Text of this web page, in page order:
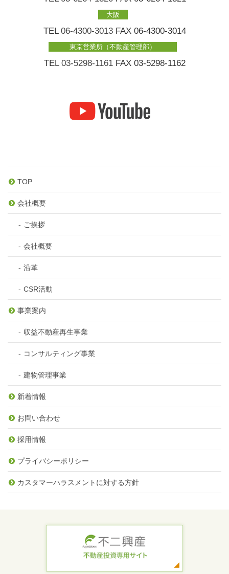
大阪
TEL 06-4300-3013FAX 06-4300-3014
東京営業所（不動産管理部）
TEL 03-5298-1161FAX 03-5298-1162
TOP
会社概要
ご挨拶
会社概要
沿革
CSR活動
事業案内
収益不動産再生事業
コンサルティング事業
建物管理事業
新着情報
お問い合わせ
採用情報
プライバシーポリシー
カスタマーハラスメントに対する方針